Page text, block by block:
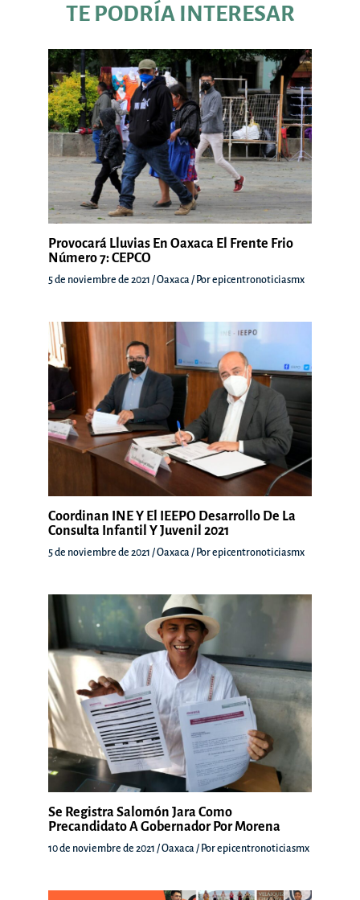
TE PODRÍA INTERESAR
Provocará Lluvias En Oaxaca El Frente Frio
Número 7: CEPCO
5 de noviembre de 2021 /Oaxaca / Porepicentronoticiasmx
Coordinan INE Y El IEEPO Desarrollo De La
Consulta Infantil Y Juvenil 2021
5 de noviembre de 2021 /Oaxaca / Porepicentronoticiasmx
Se Registra Salomón Jara Como
Precandidato A Gobernador Por Morena
10 de noviembre de 2021 /Oaxaca / Porepicentronoticiasmx